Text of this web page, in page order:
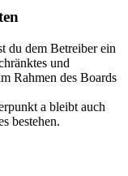
du dem Betreiber ein
und
Rahmen des Boards
a bleibt auch
bestehen.